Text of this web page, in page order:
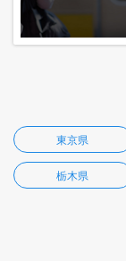
東京県
栃木県